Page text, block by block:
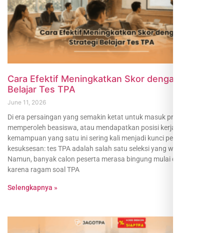
Cara Efektif Meningkatkan Skor dengan Strategi
Belajar Tes TPA
June 11, 2026
Di era persaingan yang semakin ketat untuk masuk program S2,
memperoleh beasiswa, atau mendapatkan posisi kerja impian,
kemampuan yang satu ini sering kali menjadi kunci pembuka pintu
kesuksesan: tes TPA adalah salah satu seleksi yang wajib dikuasai.
Namun, banyak calon peserta merasa bingung mulai dari mana
karena ragam soal TPA
Selengkapnya »